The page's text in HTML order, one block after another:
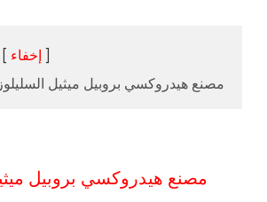
[ إخفاء ]
1. مصنع HPMC-مصنع هيدروكسي بروبيل ميثيل السليلوز